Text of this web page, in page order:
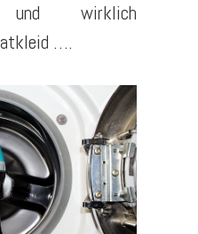
und wirklich
….